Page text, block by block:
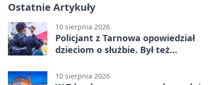
Ostatnie Artykuły
10 sierpnia 2026
Policjant z Tarnowa opowiedział
dzieciom o służbie. Był też
10 sierpnia 2026